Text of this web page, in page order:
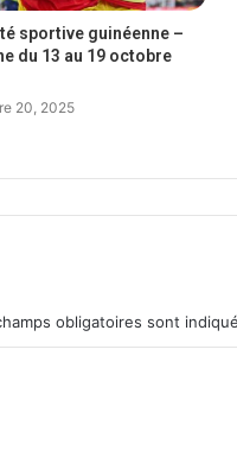
sportive guinéenne –
du 13 au 19 octobre
20, 2025
obligatoires sont